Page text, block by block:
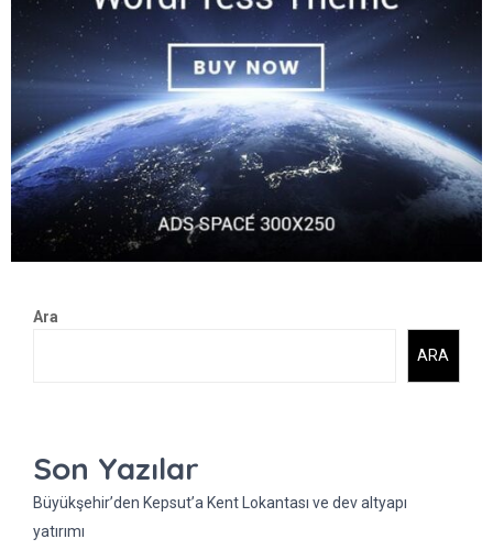
Ara
ARA
Son Yazılar
Büyükşehir’den Kepsut’a Kent Lokantası ve dev altyapı
yatırımı